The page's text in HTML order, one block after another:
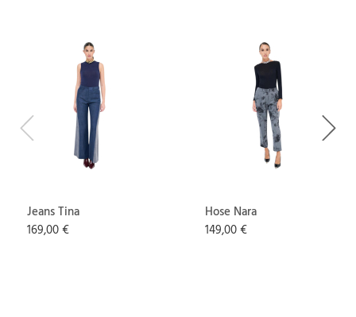
Previous
Jeans Tina
169,00 €
Hose Nara
149,00 €
Next